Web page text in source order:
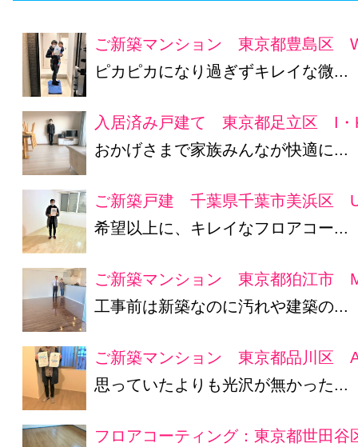
ご新築マンション 東京都豊島区
ピカピカになり過ぎずキレイな微...
入居済み戸建て 東京都足立区 I・
おかげさまで家族みんなが快適に...
ご新築戸建 千葉県千葉市美浜区
希望以上に、キレイなフロアコー...
ご新築マンション 東京都狛江市
工事前は新築なのに汚れや建築の...
ご新築マンション 東京都品川区
思っていたよりも光沢が無かった...
フロアコーティング：東京都世田谷